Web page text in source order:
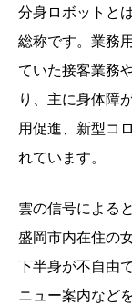
分身ロボットと
総称です。業務
ていた接客業務
り、主に身体障
用促進、新型コ
れています。
雲の信号による
盛岡市内在住の
下半身が不自由
ニュー案内など